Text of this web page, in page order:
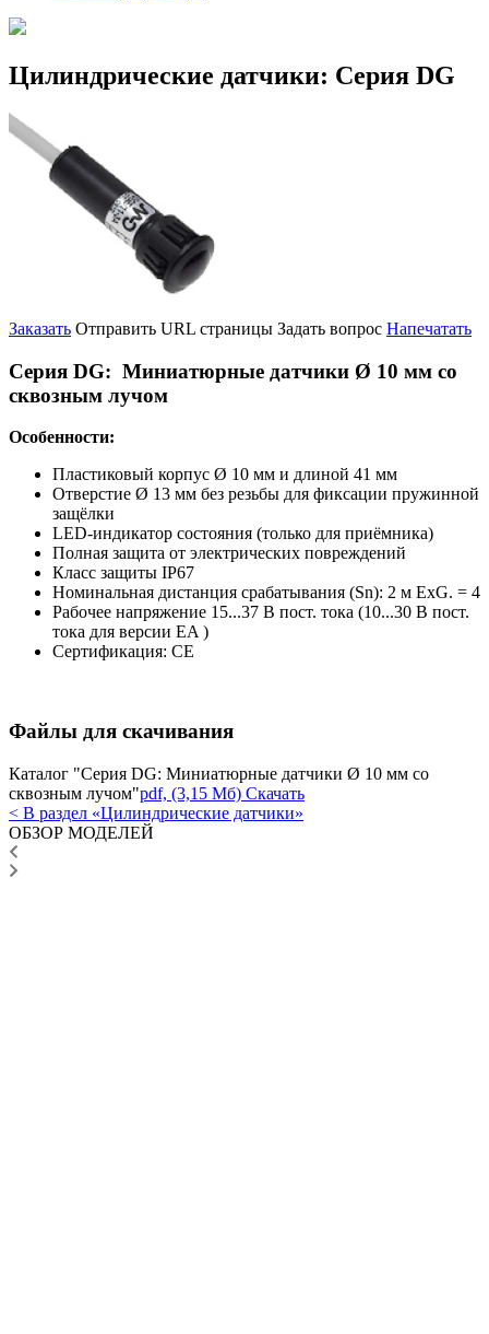
Цилиндрические датчики: Серия DG
Заказать Отправить URL страницы Задать вопрос Напечатать
Серия DG: Миниатюрные датчики Ø 10 мм со
сквозным лучом
Особенности:
Пластиковый корпус Ø 10 мм и длиной 41 мм
Отверстие Ø 13 мм без резьбы для фиксации пружинной
защёлки
LED-индикатор состояния (только для приёмника)
Полная защита от электрических повреждений
Класс защиты IP67
Номинальная дистанция срабатывания (Sn): 2 м ExG. = 4
Рабочее напряжение 15...37 В пост. тока (10...30 В пост.
тока для версии EA )
Сертификация: CE
Файлы для скачивания
Каталог "Серия DG: Миниатюрные датчики Ø 10 мм со
сквозным лучом"pdf, (3,15 Мб) Скачать
< В раздел «Цилиндрические датчики»
ОБЗОР МОДЕЛЕЙ